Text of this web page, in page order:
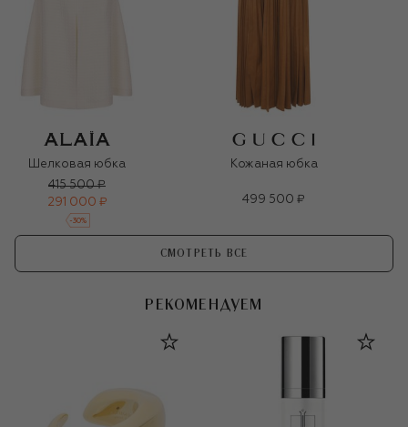
Шелковая юбка
415 500 ₽
291 000 ₽
-30%
Кожаная юбка
499 500 ₽
СМОТРЕТЬ ВСЕ
РЕКОМЕНДУЕМ